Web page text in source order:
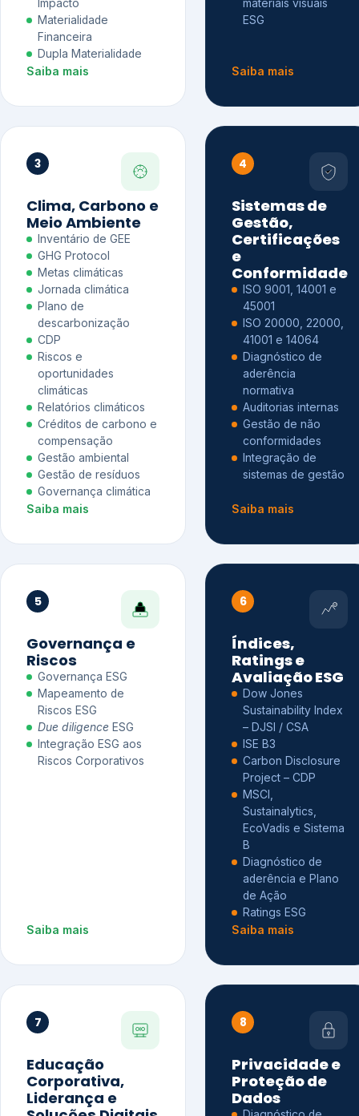
Impacto
Materialidade
Financeira
Dupla Materialidade
Saiba mais
materiais visuais
ESG
Saiba mais
3
Clima, Carbono e
Meio Ambiente
Inventário de GEE
GHG Protocol
Metas climáticas
Jornada climática
Plano de
descarbonização
CDP
Riscos e
oportunidades
climáticas
Relatórios climáticos
Créditos de carbono e
compensação
Gestão ambiental
Gestão de resíduos
Governança climática
Saiba mais
4
Sistemas de
Gestão,
Certificações
e
Conformidade
ISO 9001, 14001 e
45001
ISO 20000, 22000,
41001 e 14064
Diagnóstico de
aderência
normativa
Auditorias internas
Gestão de não
conformidades
Integração de
sistemas de gestão
Saiba mais
5
Governança e
Riscos
Governança ESG
Mapeamento de
Riscos ESG
Due diligence ESG
Integração ESG aos
Riscos Corporativos
Saiba mais
6
Índices,
Ratings e
Avaliação ESG
Dow Jones
Sustainability Index
– DJSI / CSA
ISE B3
Carbon Disclosure
Project – CDP
MSCI,
Sustainalytics,
EcoVadis e Sistema
B
Diagnóstico de
aderência e Plano
de Ação
Ratings ESG
Saiba mais
7
Educação
Corporativa,
Liderança e
8
Privacidade e
Proteção de
Dados